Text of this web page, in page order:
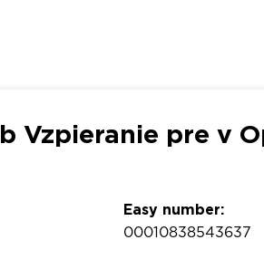
Vzpieranie pre v
Easy number:
00010838543637